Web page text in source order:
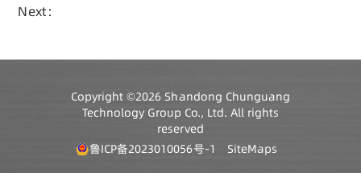
Next：
Copyright ©2026 Shandong Chunguang
Technology Group Co., Ltd. All rights
reserved
鲁ICP备2023010056号-1
SiteMaps